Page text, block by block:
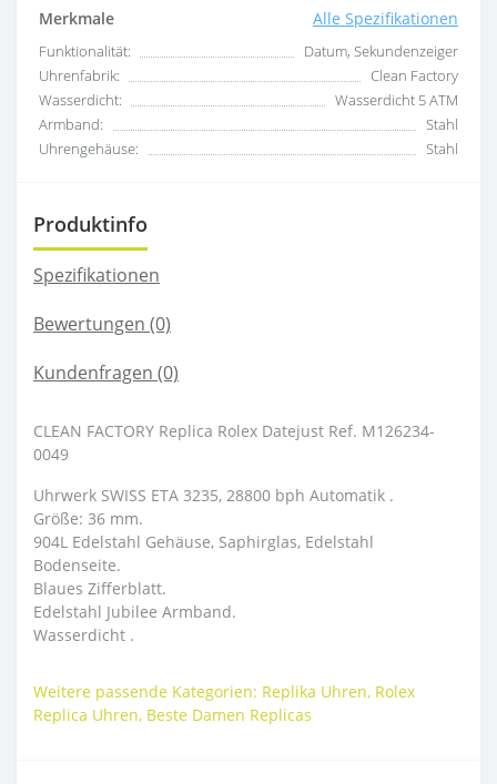
Merkmale Alle Spezifikationen
Funktionalität:
Datum, Sekundenzeiger
Uhrenfabrik:
Clean Factory
Wasserdicht:
Wasserdicht 5 ATM
Armband:
Stahl
Uhrengehäuse:
Stahl
Produktinfo
Spezifikationen
Bewertungen (0)
Kundenfragen (0)
CLEAN FACTORY Replica Rolex Datejust Ref. M126234-
0049
Uhrwerk SWISS ETA 3235, 28800 bph Automatik .
Größe: 36 mm.
904L Edelstahl Gehäuse, Saphirglas, Edelstahl
Bodenseite.
Blaues Zifferblatt.
Edelstahl Jubilee Armband.
Wasserdicht .
Weitere passende Kategorien: Replika Uhren, Rolex
Replica Uhren, Beste Damen Replicas